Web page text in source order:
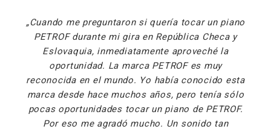
Cuando me preguntaron si quería tocar un piano
PETROF durante mi gira en República Checa y
Eslovaquia, inmediatamente aproveché la
oportunidad. La marca PETROF es muy
reconocida en el mundo. Yo había conocido esta
marca desde hace muchos años, pero tenía sólo
pocas oportunidades tocar un piano de PETROF.
Por eso me agradó mucho. Un sonido tan